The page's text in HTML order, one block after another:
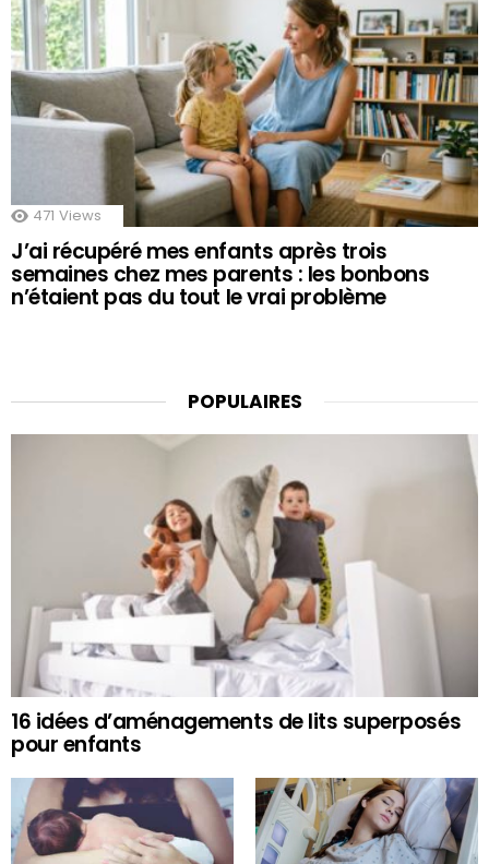
471 Views
J’ai récupéré mes enfants après trois
semaines chez mes parents : les bonbons
n’étaient pas du tout le vrai problème
POPULAIRES
16 idées d’aménagements de lits superposés
pour enfants